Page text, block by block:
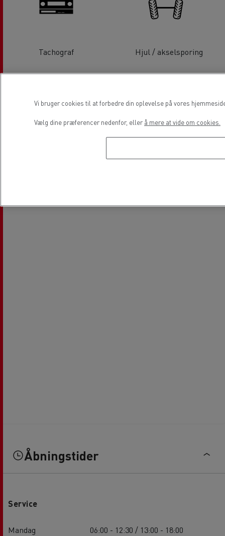
Tachograf Hjul / akselsporing
Elektriske lastbiler
Åbningstider
Service
Mandag
06:00 - 12:30 / 13:00 - 18:00
Vi bruger cookies til at forbedre din oplevelse på vores
Vælg dine præferencer nedenfor, eller å mere at vide om cookies.